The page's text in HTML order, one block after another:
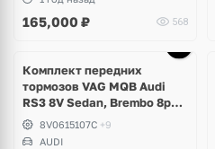
165,000 ₽ 568
Комплект передних
тормозов VAG MQB Audi
RS3 8V Sedan, Brembo 8pot
370x34
8V0615107C +9
AUDI